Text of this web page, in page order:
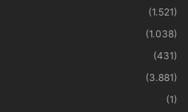
(1.521)
(1.038)
(431)
(3.881)
(1)